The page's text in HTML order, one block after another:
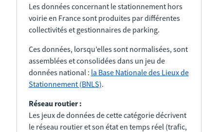
Les données concernant le stationnement hors
voirie en France sont produites par différentes
collectivités et gestionnaires de parking.
Ces données, lorsqu’elles sont normalisées, sont
assemblées et consolidées dans un jeu de
données national : la Base Nationale des Lieux de
Stationnement (BNLS).
Réseau routier :
Les jeux de données de cette catégorie décrivent
le réseau routier et son état en temps réel (trafic,